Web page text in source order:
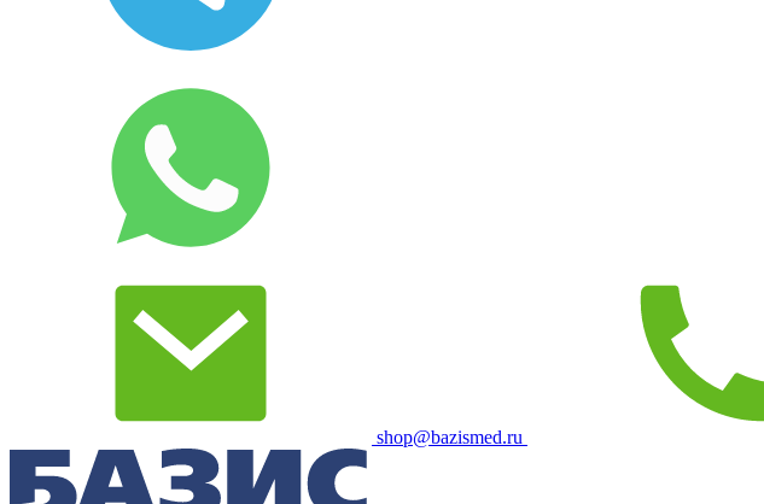
shop@bazismed.ru